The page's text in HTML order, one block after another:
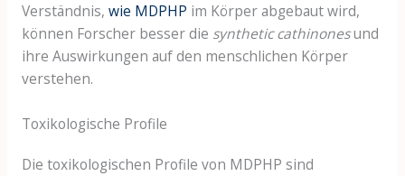
Verständnis, wie MDPHP im Körper abgebaut wird,
können Forscher besser die synthetic cathinonesund
ihre Auswirkungen auf den menschlichen Körper
verstehen.
Toxikologische Profile
Die toxikologischen Profile von MDPHP sind